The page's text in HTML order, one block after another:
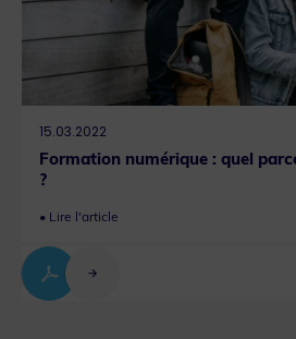
15.03.2022
Formation numérique : quel
?